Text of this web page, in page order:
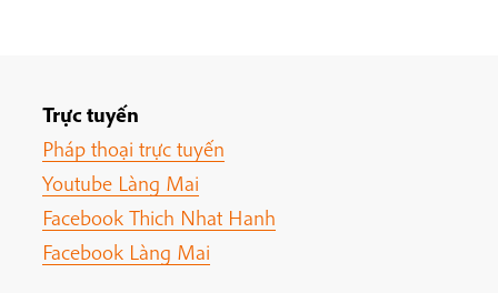
Trực tuyến
Pháp thoại trực tuyến
Youtube Làng Mai
Facebook Thich Nhat Hanh
Facebook Làng Mai